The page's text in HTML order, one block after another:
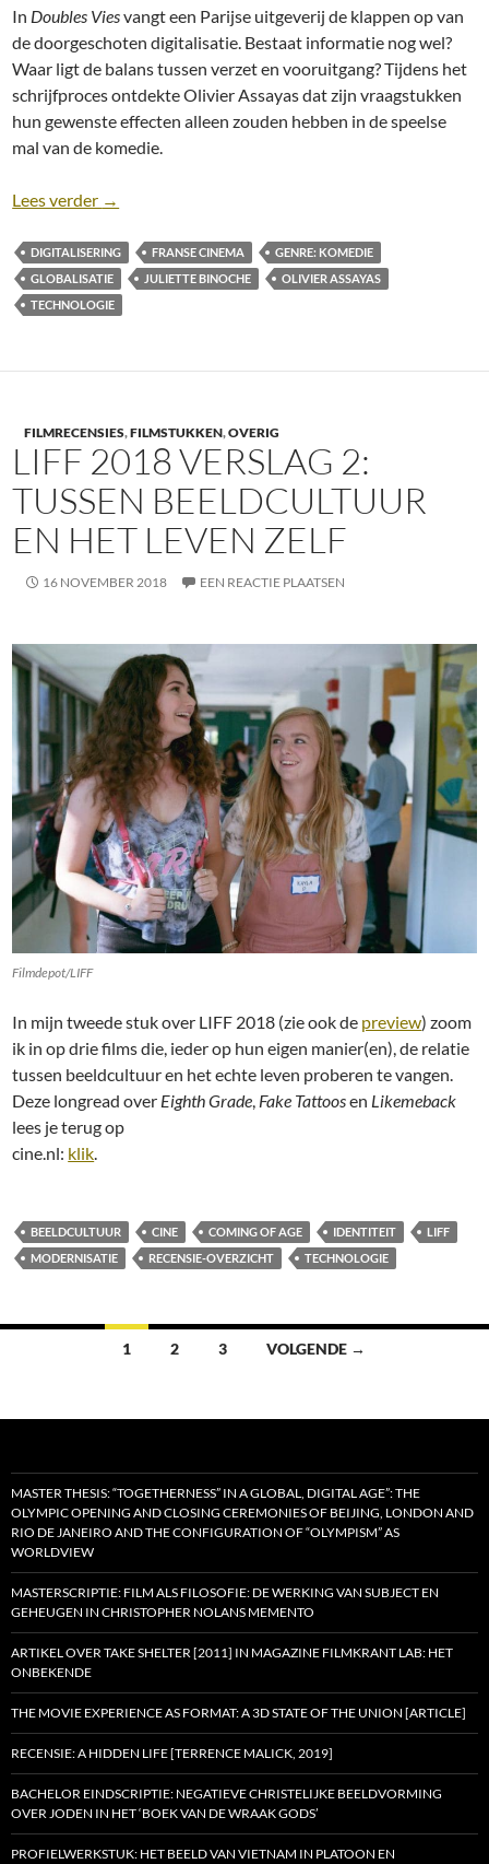
In Doubles Viesvangt een Parijse uitgeverij de klappen op van
de doorgeschoten digitalisatie. Bestaat informatie nog wel?
Waar ligt de balans tussen verzet en vooruitgang? Tijdens het
schrijfproces ontdekte Olivier Assayas dat zijn vraagstukken
hun gewenste effecten alleen zouden hebben in de speelse
mal van de komedie.
Lees verder Recensie: Doubles Vies [Olivier Assayas, 2018]
→
DIGITALISERING FRANSE CINEMA
GENRE: KOMEDIE
GLOBALISATIE
JULIETTE BINOCHE
OLIVIER ASSAYAS
TECHNOLOGIE
FILMRECENSIES,FILMSTUKKEN,OVERIG
LIFF 2018 VERSLAG 2:
TUSSEN BEELDCULTUUR
EN HET LEVEN ZELF
16 NOVEMBER 2018 EEN REACTIE PLAATSEN
Filmdepot/LIFF
In mijn tweede stuk over LIFF 2018 (zie ook de preview) zoom
ik in op drie films die, ieder op hun eigen manier(en), de relatie
tussen beeldcultuur en het echte leven proberen te vangen.
Deze longread over Eighth Grade, Fake Tattoosen Likemeback
lees je terug op
cine.nl: klik.
BEELDCULTUUR CINE COMING OF AGE IDENTITEIT
LIFF
MODERNISATIE
RECENSIE-OVERZICHT TECHNOLOGIE
Berichten1 2 3 VOLGENDE →
MASTER THESIS: “TOGETHERNESS” IN A GLOBAL, DIGITAL AGE”: THE
OLYMPIC OPENING AND CLOSING CEREMONIES OF BEIJING, LONDON AND
RIO DE JANEIRO AND THE CONFIGURATION OF “OLYMPISM” AS
WORLDVIEW
MASTERSCRIPTIE: FILM ALS FILOSOFIE: DE WERKING VAN SUBJECT EN
GEHEUGEN IN CHRISTOPHER NOLANS MEMENTO
ARTIKEL OVER TAKE SHELTER [2011] IN MAGAZINE FILMKRANT LAB: HET
ONBEKENDE
THE MOVIE EXPERIENCE AS FORMAT: A 3D STATE OF THE UNION [ARTICLE]
RECENSIE: A HIDDEN LIFE [TERRENCE MALICK, 2019]
BACHELOR EINDSCRIPTIE: NEGATIEVE CHRISTELIJKE BEELDVORMING
OVER JODEN IN HET ‘BOEK VAN DE WRAAK GODS’
PROFIELWERKSTUK: HET BEELD VAN VIETNAM IN PLATOON EN